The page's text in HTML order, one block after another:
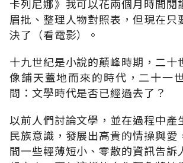
卡列尼娜》我可以花兩個月時間閱
眉批、整理人物對照表，但現在只
決了（看電影）。
十九世紀是小說的顛峰時期，二十
像鋪天蓋地而來的時代，二十一
問：文學時代是否已經過去了？
以前人們討論文學，並在過程中產
民族意識，發展出高貴的情操與愛
間一些輕薄短小、零散的資訊告訴